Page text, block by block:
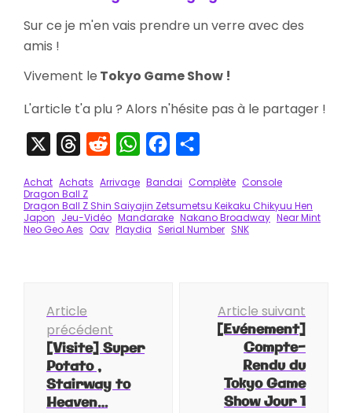
Sur ce je m'en vais prendre un verre avec des
amis !
Vivement le Tokyo Game Show !
L'article t'a plu ? Alors n'hésite pas à le partager !
ThreadsRedditWhatsAppFacebook
Achat Achats Arrivage Bandai Complète Console
Dragon Ball Z
Dragon Ball Z Shin Saiyajin Zetsumetsu Keikaku Chikyuu Hen
Japon Jeu-Vidéo Mandarake Nakano Broadway Near Mint
Neo Geo Aes Oav Playdia Serial Number SNK
d'article
Article
précédent
[Visite] Super
Potato ,
Stairway to
Heaven…
Article suivant
[Evénement]
Compte-
Rendu du
Tokyo Game
Show Jour 1